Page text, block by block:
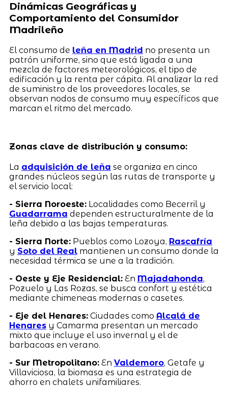
Dinámicas Geográficas y
Comportamiento del Consumidor
Madrileño
El consumo de leña en Madrid no presenta un
patrón uniforme, sino que está ligada a una
mezcla de factores meteorológicos, el tipo de
edificación y la renta per cápita. Al analizar la red
de suministro de los proveedores locales, se
observan nodos de consumo muy específicos que
marcan el ritmo del mercado.
Zonas clave de distribución y consumo:
La adquisición de leña se organiza en cinco
grandes núcleos según las rutas de transporte y
el servicio local:
- Sierra Noroeste:Localidades como Becerril y
Guadarrama dependen estructuralmente de la
leña debido a las bajas temperaturas.
- Sierra Norte:Pueblos como Lozoya, Rascafría
y Soto del Realmantienen un consumo donde la
necesidad térmica se une a la tradición.
- Oeste y Eje Residencial:En Majadahonda,
Pozuelo y Las Rozas, se busca confort y estética
mediante chimeneas modernas o casetes.
- Eje del Henares:Ciudades como Alcalá de
Henaresy Camarma presentan un mercado
mixto que incluye el uso invernal y el de
barbacoas en verano.
- Sur Metropolitano:En Valdemoro, Getafe y
Villaviciosa, la biomasa es una estrategia de
ahorro en chalets unifamiliares.